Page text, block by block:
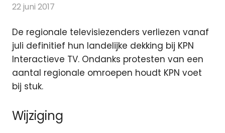
22 juni 2017
De regionale televisiezenders verliezen vanaf
juli definitief hun landelijke dekking bij KPN
Interactieve TV. Ondanks protesten van een
aantal regionale omroepen houdt KPN voet
bij stuk.
Wijziging